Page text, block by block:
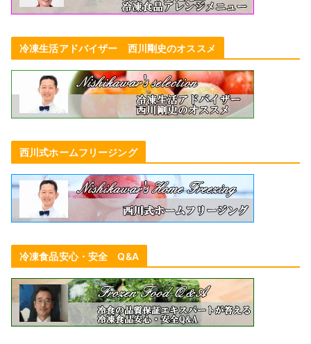
冷凍生活アドバイザー 西川剛史のオススメ
西川式ホームフリージング
冷凍食品安心・安全 Q&A